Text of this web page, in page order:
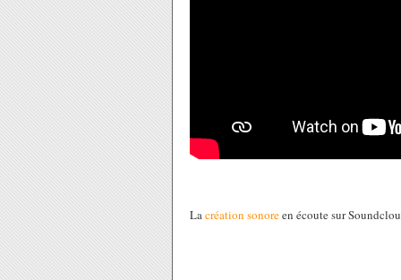
La création sonoreen écoute sur